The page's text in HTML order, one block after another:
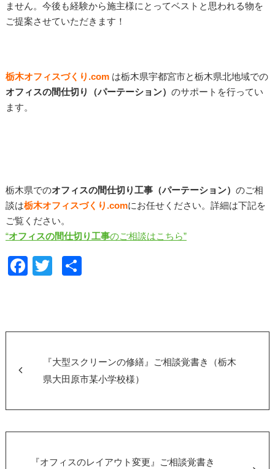
ません。今後も経験から施主様にとってベストと思われる物を
ご提案させていただきます！
栃木オフィスづくり.com は栃木県宇都宮市と栃木県北地域での
オフィスの間仕切り（パーテーション） のサポートを行ってい
ます。
栃木県でのオフィスの間仕切り工事（パーテーション） のご相
談は栃木オフィスづくり .comにお任せください。詳細は下記を
ご覧ください。
“オフィスの間仕切り工事のご相談はこちら”
F
『大型スクリーンの修繕』ご相談覚書き（栃木
県大田原市某小学校様）
『オフィスのレイアウト変更』ご相談覚書き